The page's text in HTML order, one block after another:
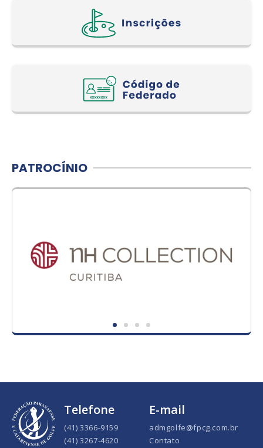
PATROCÍNIO
Telefone
(41) 3366-9159
(41) 3267-4620
E-mail
admgolfe@fpcg.com.br
Contato